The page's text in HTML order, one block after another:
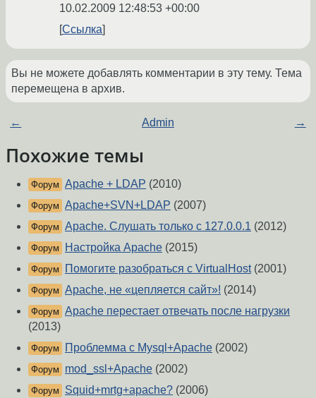
10.02.2009 12:48:53 +00:00
Ссылка
Вы не можете добавлять комментарии в эту тему. Тема
перемещена в архив.
← Admin →
Похожие темы
Форум Apache + LDAP (2010)
Форум Apache+SVN+LDAP (2007)
Форум Apache. Слушать только с 127.0.0.1 (2012)
Форум Настройка Apache (2015)
Форум Помогите разобраться с VirtualHost(2001)
Форум Apache, не «цепляется сайт»! (2014)
Форум Apache перестает отвечать после нагрузки
(2013)
Форум Проблемма с Mysql+Apache (2002)
Форум mod_ssl+Apache (2002)
Форум Squid+mrtg+apache? (2006)